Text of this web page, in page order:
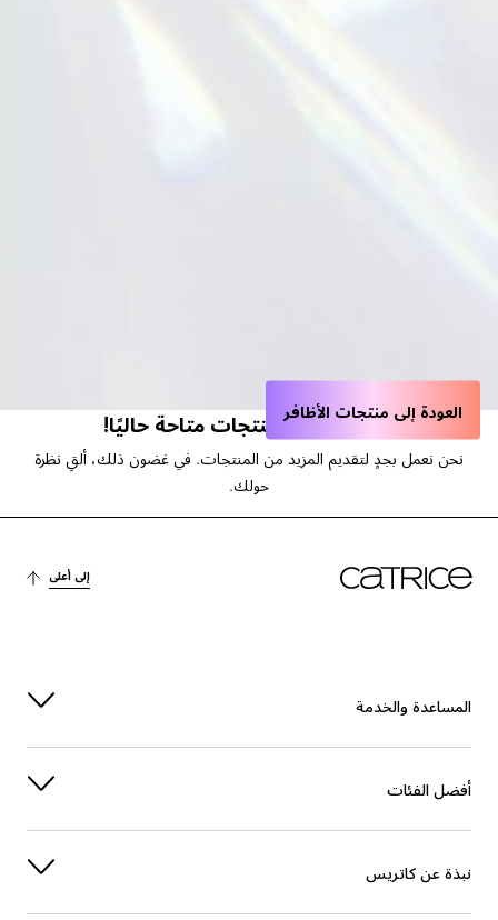
عفوًا، لا توجد منتجات متاحة حاليًا!
نحن نعمل بجدٍ لتقديم المزيد من المنتجات. في غضون ذلك، ألقِ نظرة
حولك.
العودة إلى منتجات الأظافر
إلى أعلى
المساعدة والخدمة
أفضل الفئات
نبذة عن كاتريس